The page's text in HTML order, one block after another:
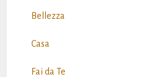
Bellezza
Casa
Fai da Te